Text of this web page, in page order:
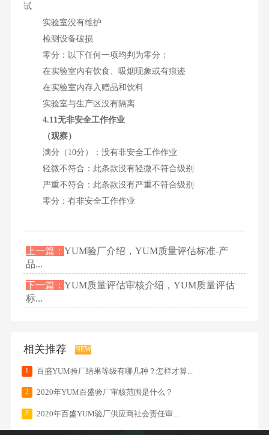
试
实验室没有维护
检测设备破损
零分：以下任何一项均判为零分：
在实验室内有饮食、吸烟现象或有痕迹
在实验室内存入赠品和饮料
实验室与生产区没有隔离
4.11无非安全工作作业
（观察）
满分（10分）：没有非安全工作作业
轻微不符合：此条款没有轻微不符合级别
严重不符合：此条款没有严重不符合级别
零分：有非安全工作作业
上一篇：YUM验厂介绍，YUM质量评估标准-产
品...
下一篇：YUM质量评估审核介绍，YUM质量评估
标...
相关推荐 NEW
1 百盛YUM验厂结果等级有哪几种？怎样才算...
2 2020年YUM百盛验厂审核范围是什么？
3 2020年百盛YUM验厂供应商社会责任审...